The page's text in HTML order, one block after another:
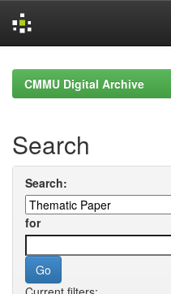
navigationCMMU Digital Archive
Search
Search:
for